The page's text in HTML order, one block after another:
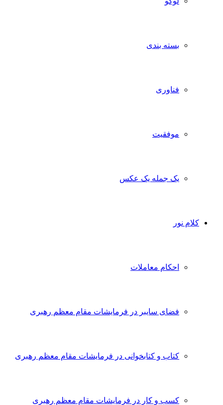
بسته بندی
فناوری
موفقیت
یک جمله یک عکس
کلام نور
احکام معاملات
فضای سایبر در فرمایشات مقام معظم رهبری
کتاب و کتابخوانی در فرمایشات مقام معظم رهبری
کسب و کار در فرمایشات مقام معظم رهبری